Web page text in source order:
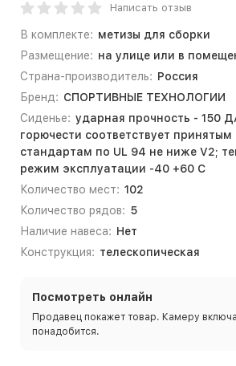
Написать отзыв
В комплекте: метизы для сборки
Размещение: на улице или в
Страна-производитель: Россия
Бренд: СПОРТИВНЫЕ ТЕХНОЛОГИИ
Сиденье: ударная прочность - 150
горючести соответствует
стандартам по UL 94 не ниже V2;
режим эксплуатации -40 +60 С
Количество мест: 102
Количество рядов: 5
Наличие навеса: Нет
Конструкция: телескопическая
Посмотреть онлайн
Продавец покажет товар. Камеру
понадобится.